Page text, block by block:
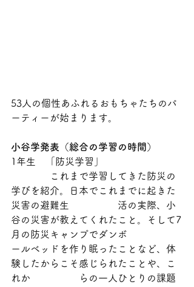
53人の個性あふれるおもちゃたちのパ
ーティーが始まります。
小谷学発表（総合の学習の時間）
1年生　「防災学習」
これまで学習してきた防災の
学びを紹介。日本でこれまでに起きた
災害の避難生　　　　　活の実際、小
谷の災害が教えてくれたこと。そして7
月の防災キャンプでダンボ
ールベッドを作り眠ったことなど、体
験したからこそ感じられたことや、こ
れか　　　　　らの一人ひとりの課題